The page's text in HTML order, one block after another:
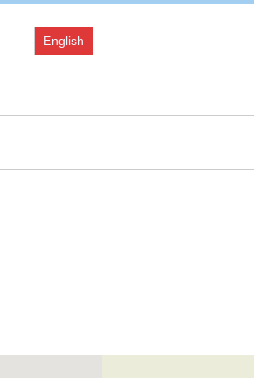
English